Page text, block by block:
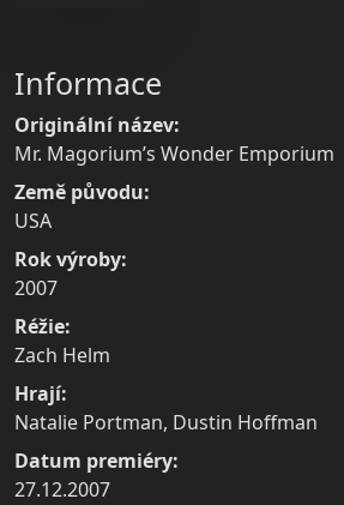
Informace
Originální název:
Mr. Magorium’s Wonder Emporium
Země původu:
USA
Rok výroby:
2007
Réžie:
Zach Helm
Hrají:
Natalie Portman, Dustin Hoffman
Datum premiéry:
27.12.2007